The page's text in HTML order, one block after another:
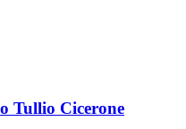
Tullio Cicerone